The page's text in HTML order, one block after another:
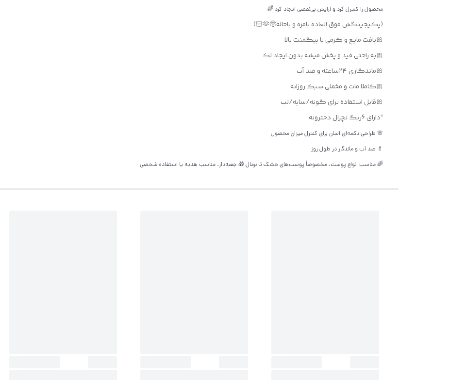
محصول را کنترل کرد و آرایش بی‌نقصی ایجاد کرد 🌈
(پکیجینگش فوق العاده بامزه و باحاله🥺🫶🏻)
🎀بافت مایع و کرمی با پیگمنت بالا
🎀به راحتی فید و پخش میشه بدون ایجاد لک
🎀ماندگاری ۲۴ساعته و ضد آب
🎀کاملا مات و مخملی سبک روزانه
🎀قابل استفاده برای گونه/سایه/لب
“دارای 6رنگ نچرال دخترونه
🌸 طراحی دکمه‌ای آسان برای کنترل میزان محصول
💄 ضد آب و ماندگار در طول روز
🌈 مناسب انواع پوست، مخصوصاً پوست‌های خشک تا نرمال 🎁 جعبه‌دار، مناسب هدیه یا استفاده شخصی